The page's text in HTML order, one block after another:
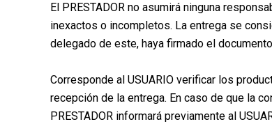
El PRESTADOR no asumirá ninguna
inexactos o incompletos. La entrega se
delegado de este, haya firmado el
Corresponde al USUARIO verificar los
recepción de la entrega. En caso de que la
PRESTADOR informará previamente al